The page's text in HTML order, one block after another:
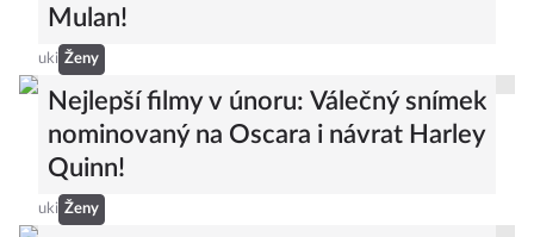
Mulan!
uki Ženy
Nejlepší filmy v únoru: Válečný snímek
nominovaný na Oscara i návrat Harley
Quinn!
uki Ženy